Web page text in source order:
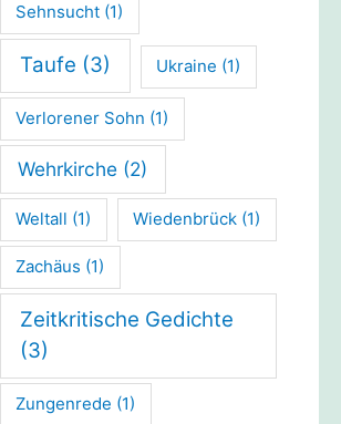
Sehnsucht (1)
Taufe (3) Ukraine (1)
Verlorener Sohn (1)
Wehrkirche (2)
Weltall (1) Wiedenbrück (1)
Zachäus (1)
Zeitkritische Gedichte
(3)
Zungenrede (1)